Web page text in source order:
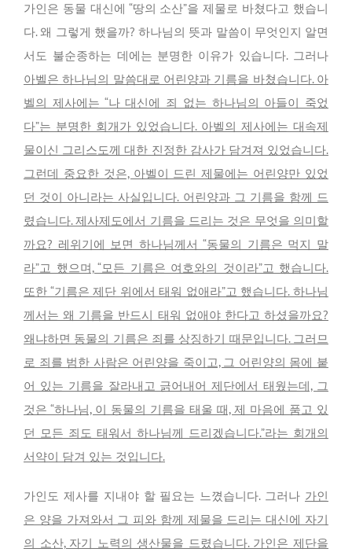
가인은 동물 대신에 “땅의 소산”을 제물로 바쳤다고 했습니
다. 왜 그렇게 했을까? 하나님의 뜻과 말씀이 무엇인지 알면
서도 불순종하는 데에는 분명한 이유가 있습니다. 그러나
아벨은 하나님의 말씀대로 어린양과 기름을 바쳤습니다. 아
벨의 제사에는 “나 대신에 죄 없는 하나님의 아들이 죽었
다”는 분명한 회개가 있었습니다. 아벨의 제사에는 대속제
물이신 그리스도께 대한 진정한 감사가 담겨져 있었습니다.
그런데 중요한 것은, 아벨이 드린 제물에는 어린양만 있었
던 것이 아니라는 사실입니다. 어린양과 그 기름을 함께 드
렸습니다. 제사제도에서 기름을 드리는 것은 무엇을 의미할
까요? 레위기에 보면 하나님께서 “동물의 기름은 먹지 말
라”고 했으며, “모든 기름은 여호와의 것이라”고 했습니다.
또한 “기름은 제단 위에서 태워 없애라”고 했습니다. 하나님
께서는 왜 기름을 반드시 태워 없애야 한다고 하셨을까요?
왜냐하면 동물의 기름은 죄를 상징하기 때문입니다. 그러므
로 죄를 범한 사람은 어린양을 죽이고, 그 어린양의 몸에 붙
어 있는 기름을 잘라내고 긁어내어 제단에서 태웠는데, 그
것은 “하나님, 이 동물의 기름을 태울 때, 제 마음에 품고 있
던 모든 죄도 태워서 하나님께 드리겠습니다.”라는 회개의
서약이 담겨 있는 것입니다.
가인도 제사를 지내야 할 필요는 느꼈습니다. 그러나 가인
은 양을 가져와서 그 피와 함께 제물을 드리는 대신에 자기
의 소산, 자기 노력의 생산물을 드렸습니다. 가인은 제단을